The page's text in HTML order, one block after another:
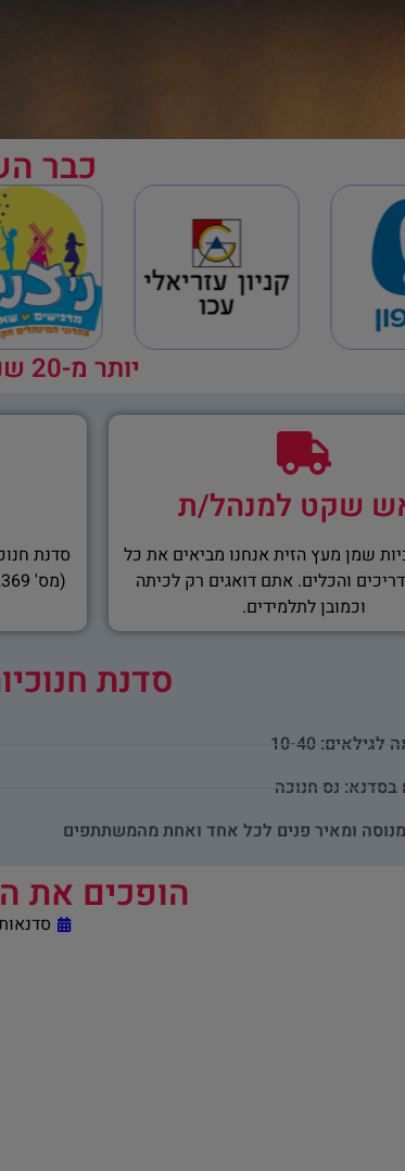
כבר
יותר מ-20 שנה של ניסיון באלפי מוסדות חינוך
שקט למנהל/ת
שמן מעץ הזית אנחנו מביאים את כל
והכלים. אתם דואגים רק לכיתה
וכמובן לתלמידים.
סדנת
סדנת
10-40
בסדנא: נס חנוכה
ומאיר פנים לכל אחד ואחת מהמשתתפים
הופכים את